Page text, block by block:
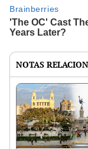
NOTAS